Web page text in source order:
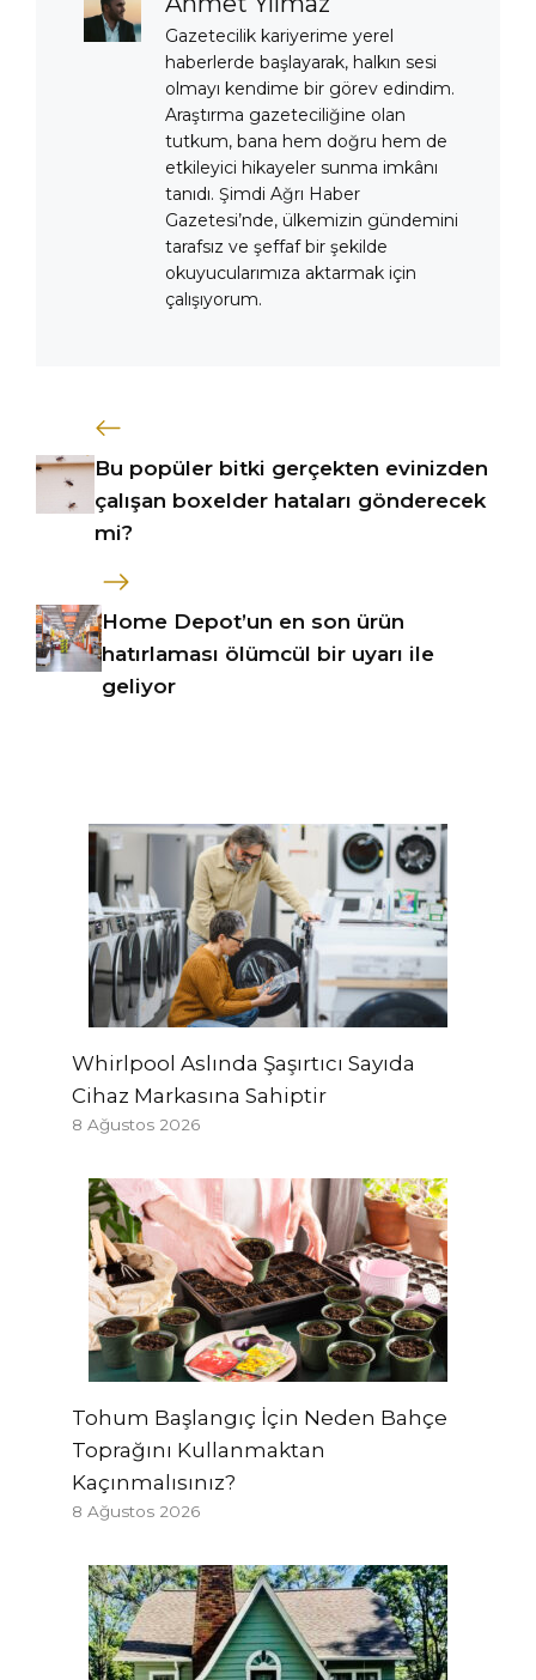
Gazetecilik kariyerime yerel
haberlerde başlayarak, halkın sesi
olmayı kendime bir görev edindim.
Araştırma gazeteciliğine olan
tutkum, bana hem doğru hem de
etkileyici hikayeler sunma imkânı
tanıdı. Şimdi Ağrı Haber
Gazetesi’nde, ülkemizin gündemini
tarafsız ve şeffaf bir şekilde
okuyucularımıza aktarmak için
çalışıyorum.
Bu popüler bitki gerçekten evinizden
çalışan boxelder hataları gönderecek
mi?
Home Depot’un en son ürün
hatırlaması ölümcül bir uyarı ile
geliyor
Whirlpool Aslında Şaşırtıcı Sayıda
Cihaz Markasına Sahiptir
8 Ağustos 2026
Tohum Başlangıç ​​İçin Neden Bahçe
Toprağını Kullanmaktan
Kaçınmalısınız?
8 Ağustos 2026